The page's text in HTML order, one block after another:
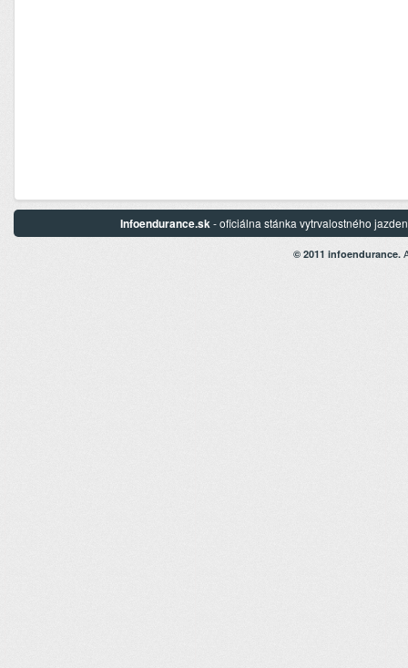
Infoendurance.sk - oficiálna stánka vytrvalostného
© 2011 infoendurance.